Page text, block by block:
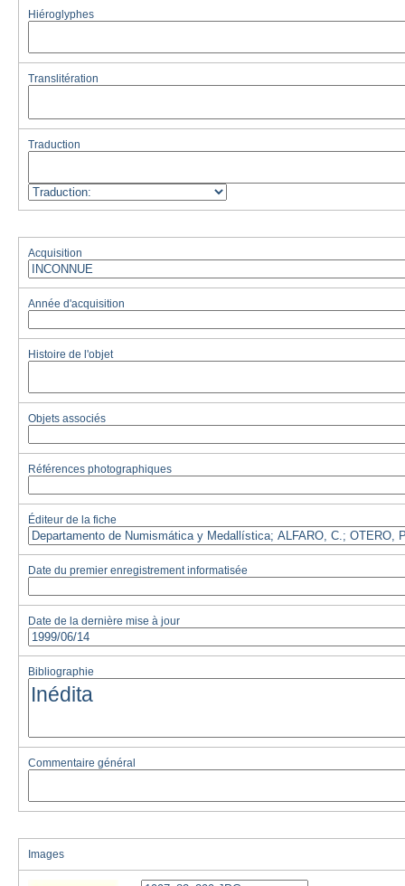
Hiéroglyphes
Translitération
Traduction
Acquisition
Année d'acquisition
Histoire de l'objet
Objets associés
Références photographiques
Éditeur de la fiche
Date du premier enregistrement informatisée
Date de la dernière mise à jour
Bibliographie
Commentaire général
Images